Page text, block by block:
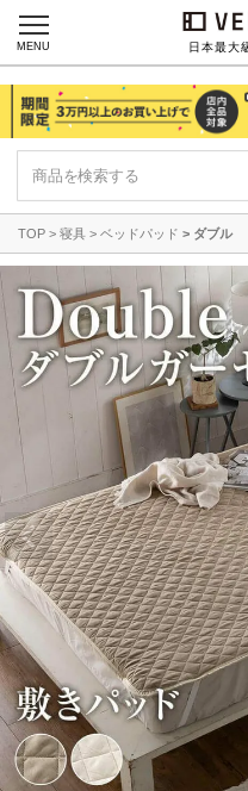
日本最大
MENU
TOP 寝具 ベッドパッド ダブル